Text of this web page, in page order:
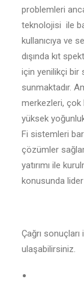
problemleri
teknolojisi ile
kullanıcıya ve
dışında kıt
için yenilikçi bir
sunmaktadır.
merkezleri, çok
yüksek
Fi sistemleri
çözümler
yatırımı ile
konusunda
Çağrı sonuçları
ulaşabilirsiniz.